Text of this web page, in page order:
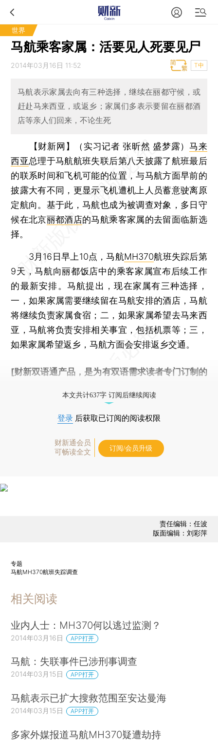
世界
马航乘客家属：活要见人死要见尸
2014年03月16日 11:52 T中
马航表示家属去向有三种选择，继续在丽都守候，或
赶赴马来西亚，或返乡；家属们多表示要留在丽都酒
店等亲人们回来，不论生死
【财新网】（实习记者 张昕然 盛梦露） 马来
西亚总理于马航航班失联后第八天披露了航班最后
的联系时间和飞机可能的位置，与马航方面早前的
披露大有不同，更显示飞机遭机上人员蓄意驶离原
定航向。基于此，马航也成为被调查对象，多日守
候在北京丽都酒店的马航乘客家属的去留面临新选
择。
3月16日早上10点，马航MH370航班失踪后第
9天，马航向丽都饭店中的乘客家属宣布后续工作
的最新安排。马航提出，现在家属有三种选择，
一，如果家属需要继续留在马航安排的酒店，马航
将继续负责家属食宿；二，如果家属希望去马来西
亚，马航将负责安排相关事宜，包括机票等；三，
如果家属希望返乡，马航方面会安排返乡交通。
[财新双语通产品，是为有双语需求读者专门订制的
本文共计637字 订阅后继续阅读
登录 后获取已订阅的阅读权限
财新通会员
可畅读全文
订阅/会员升级
责任编辑：任波
版面编辑：刘彩萍
专题
马航MH370航班失踪调查
相关阅读
业内人士：MH370何以逃过监测？
2014年03月16日 APP打开
马航：失联事件已涉刑事调查
2014年03月15日 APP打开
马航表示已扩大搜救范围至安达曼海
2014年03月15日 APP打开
多家外媒报道马航MH370疑遭劫持